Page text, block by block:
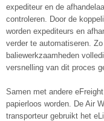
expediteur en de
controleren. Door de
worden expediteurs en
verder te automatiseren.
baliewerkzaamheden
versnelling van dit proces
Samen met andere
papierloos worden. De Air
transporteur gebruikt het